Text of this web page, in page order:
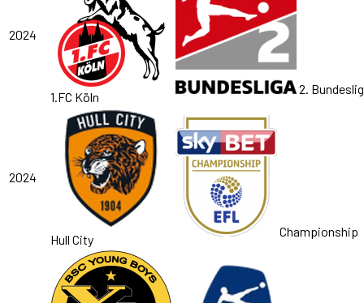
2024
1.FC Köln
2.
2024
Hull City
Championship